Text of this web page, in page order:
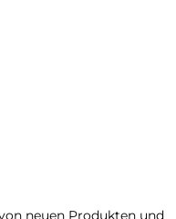
neuen Produkten und